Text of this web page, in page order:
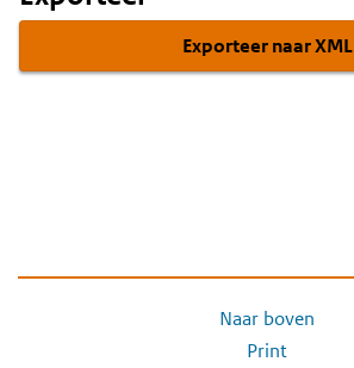
Exporteer naar XML
Naar boven
Print